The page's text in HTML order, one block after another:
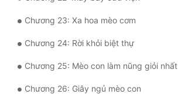
Vô Địch
Chương 23: Xa hoa mèo cơm
Chương 24: Rời khỏi biệt thự
Chương 25: Mèo con làm nũng giỏi nhất
Chương 26: Giây ngủ mèo con